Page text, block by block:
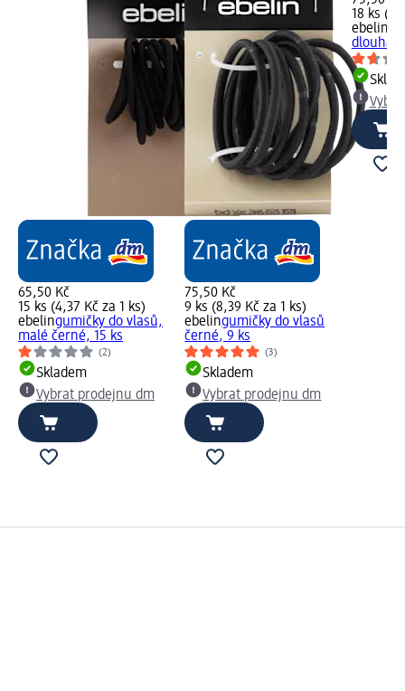
65,50 Kč
15 ks (4,37 Kč za 1 ks)
ebelingumičky do vlasů,
malé černé, 15 ks
(2)
Skladem
Vybrat prodejnu dm
75,50 Kč
9 ks (8,39 Kč za 1 ks)
ebelingumičky do vlasů
černé, 9 ks
(3)
Skladem
Vybrat prodejnu dm
18 ks
ebelin
dlouhá,